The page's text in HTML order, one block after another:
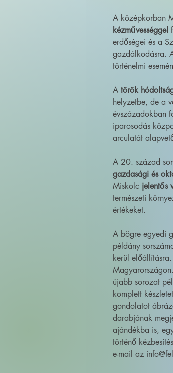
A középkorban
kézművességgel
erdőségei és a
gazdálkodásra.
történelmi
A török
helyzetbe, de a
évszázadokban
iparosodás
arculatát
A 20. század
gazdasági és
Miskolc jelentős
természeti
értékeket.
A bögre egyedi
példány
kerül
újabb sorozat
komplett
gondolatot
darabjának
ajándékba is,
történő
e-mail az